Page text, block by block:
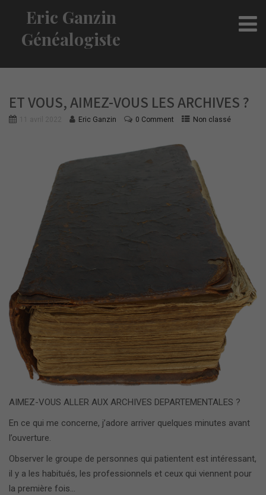
Eric Ganzin
Généalogiste
ET VOUS, AIMEZ-VOUS LES ARCHIVES ?
Eric Ganzin 0 Comment Non classé
AIMEZ-VOUS ALLER AUX ARCHIVES DEPARTEMENTALES ?
En ce qui me concerne, j’adore arriver quelques minutes avant
l’ouverture.
Observer le groupe de personnes qui patientent est intéressant,
il y a les habitués, les professionnels et ceux qui viennent pour
la première fois…